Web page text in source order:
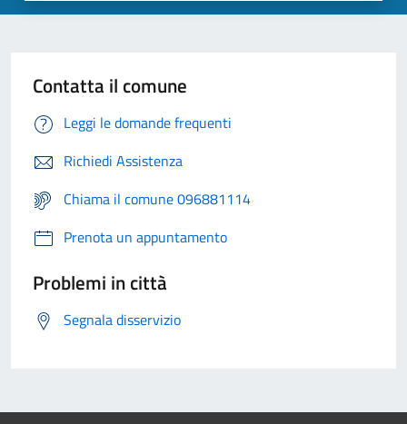
Contatta il comune
Leggi le domande frequenti
Richiedi Assistenza
Chiama il comune 096881114
Prenota un appuntamento
Problemi in città
Segnala disservizio